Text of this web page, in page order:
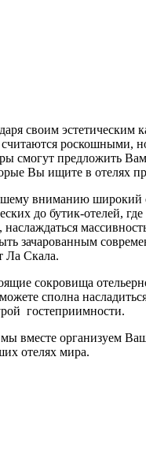
своим эстетическим
роскошными,
смогут предложить
Вы ищите в отелях
вниманию широкий
до бутик-отелей,
зачарованным
Ла Скала.
сокровища
сполна
гостеприимности.
вместе организуем
отелях мира.